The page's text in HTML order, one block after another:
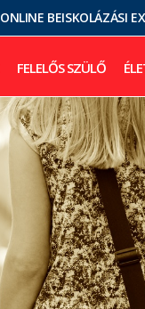
ONLINE BEISKOLÁZÁSI
FELELŐS SZÜLŐ